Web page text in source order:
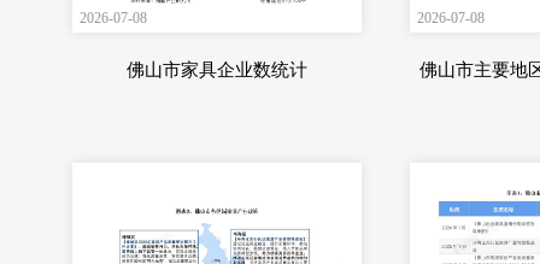
2026-07-08
佛山市家具企业数统计
2026-07-08
佛山市主要地